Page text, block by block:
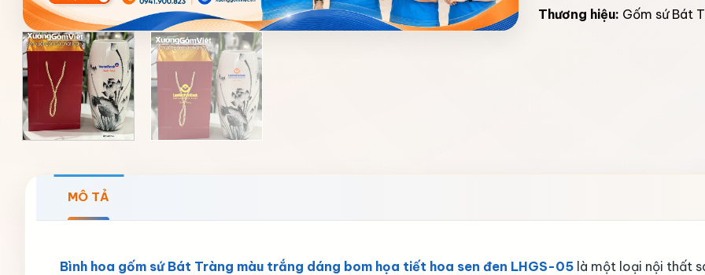
Thương hiệu: Gốm sứ Bát
MÔ TẢ
Bình hoa gốm sứ Bát Tràng màu trắng dáng bom họa tiết hoa sen đen LHGS-05 là một loại nội thất